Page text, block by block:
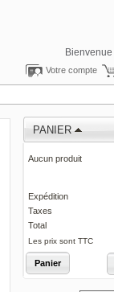
Votre compte
Bienvenue
PANIER
Aucun produit
Expédition
Taxes
Total
Les prix sont TTC
Panier